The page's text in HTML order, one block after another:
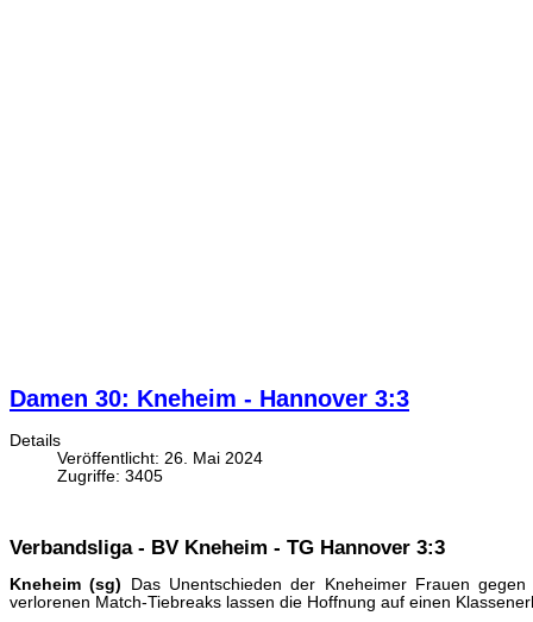
Damen 30: Kneheim - Hannover 3:3
Details
Veröffentlicht: 26. Mai 2024
Zugriffe: 3405
Verbandsliga - BV Kneheim - TG Hannover 3:3
Kneheim (sg)
Das Unentschieden der Kneheimer Frauen
verlorenen Match-Tiebreaks lassen die Hoffnung auf einen